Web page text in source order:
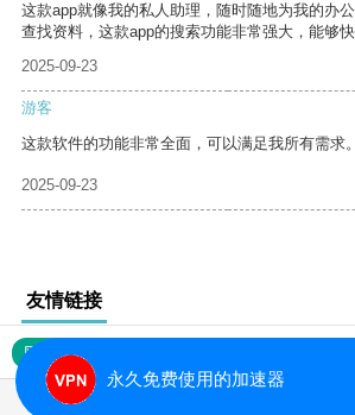
这款app就像我的私人助理，随时随地为我的办
查找资料，这款app的搜索功能非常强大，能够
2025-09-23
游客
这款软件的功能非常全面，可以满足我所有需求。
2025-09-23
友情链接
网站地图
永久免费使用的加速器